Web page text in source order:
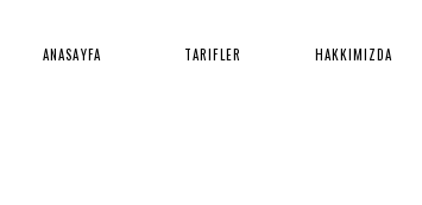
ANASAYFA TARIFLER HAKKIMIZDA